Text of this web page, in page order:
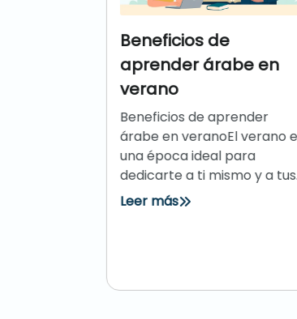
Beneficios de
aprender árabe en
verano
Beneficios de aprender
árabe en veranoEl verano es
una época ideal para
dedicarte a ti mismo y a tus....
Leer más